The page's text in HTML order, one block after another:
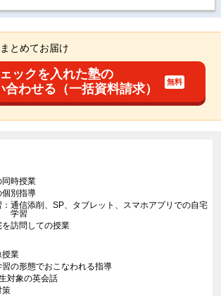
ックを入れた塾の
わせる（一括資料請求）
同時授業
個別指導
通信添削、SP、タブレット、スマホアプリでの自宅
学習
訪問しての授業
授業
習の形態でおこなわれる指導
対象の英会話
策